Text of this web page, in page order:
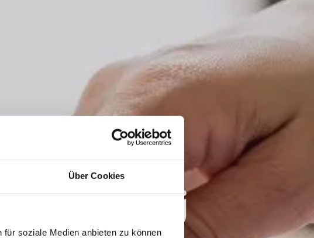
Über Cookies
soziale Medien anbieten zu können
a prodej